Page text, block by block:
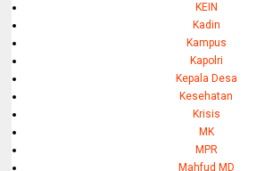
KEIN
Kadin
Kampus
Kapolri
Kepala Desa
Kesehatan
Krisis
MK
MPR
Mahfud MD